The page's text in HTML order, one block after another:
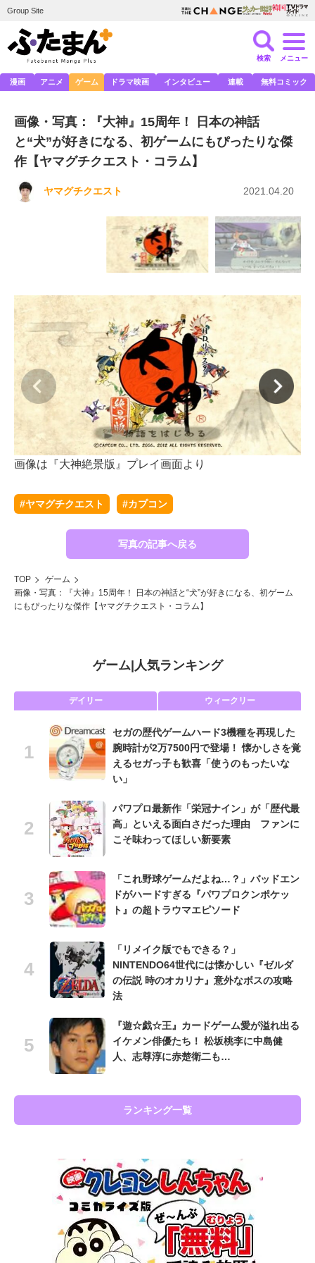
Group Site
検索 メニュー
漫画 アニメ ゲーム ドラマ映画 インタビュー 連載 無料コミック
画像・写真：『大神』15周年！ 日本の神話
と“犬”が好きになる、初ゲームにもぴったりな傑
作【ヤマグチクエスト・コラム】
ヤマグチクエスト 2021.04.20
画像は『大神絶景版』プレイ画面より
#ヤマグチクエスト #カプコン
写真の記事へ戻る
TOP
ゲーム
画像・写真：『大神』15周年！ 日本の神話と“犬”が好きになる、初ゲーム
にもぴったりな傑作【ヤマグチクエスト・コラム】
ゲーム| 人気ランキング
デイリー ウィークリー
セガの歴代ゲームハード3機種を再現した
腕時計が2万7500円で登場！ 懐かしさを覚
えるセガっ子も歓喜「使うのもったいな
い」
パワプロ最新作「栄冠ナイン」が「歴代最
高」といえる面白さだった理由 ファンに
こそ味わってほしい新要素
「これ野球ゲームだよね…？」バッドエン
ドがハードすぎる『パワプロクンポケッ
ト』の超トラウマエピソード
「リメイク版でもできる？」
NINTENDO64世代には懐かしい『ゼルダ
の伝説 時のオカリナ』意外なボスの攻略
法
『遊☆戯☆王』カードゲーム愛が溢れ出る
イケメン俳優たち！ 松坂桃李に中島健
人、志尊淳に赤楚衛二も…
ランキング一覧